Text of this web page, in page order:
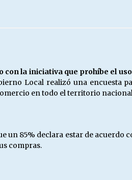
MUNICIPALIDADES,
DESPIDOS
28/05/2026
con la iniciativa que prohíbe el
Local realizó una encuesta
en todo el territorio
un 85% declara estar de acuerdo
compras.